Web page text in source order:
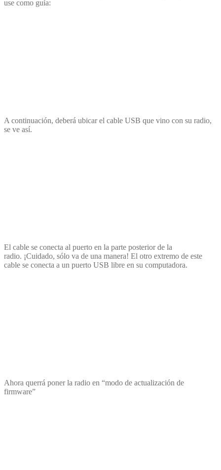
use como guía:
A continuación, deberá ubicar el cable USB que vino con su radio,
se ve así.
El cable se conecta al puerto en la parte posterior de la
radio. ¡Cuidado, sólo va de una manera! El otro extremo de este
cable se conecta a un puerto USB libre en su computadora.
Ahora querrá poner la radio en “modo de actualización de
firmware”